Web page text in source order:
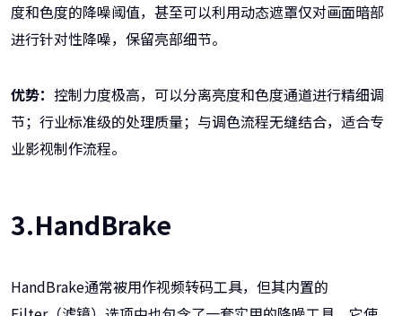
度和色度的降噪阈值，甚至可以利用动态遮罩仅对画面暗部
进行针对性降噪，保留亮部细节。
优势： 控制力度极高，可以分离亮度和色度通道进行精细调
节；行业标准级的处理质量；与调色流程无缝结合，适合专
业影视制作流程。
3.HandBrake
HandBrake通常被用作视频转码工具，但其内置的